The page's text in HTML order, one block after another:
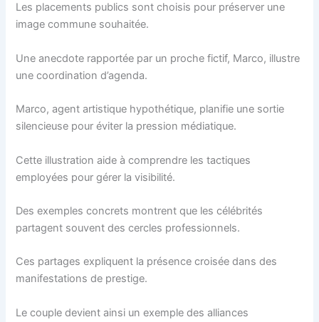
Les placements publics sont choisis pour préserver une
image commune souhaitée.
Une anecdote rapportée par un proche fictif, Marco, illustre
une coordination d’agenda.
Marco, agent artistique hypothétique, planifie une sortie
silencieuse pour éviter la pression médiatique.
Cette illustration aide à comprendre les tactiques
employées pour gérer la visibilité.
Des exemples concrets montrent que les célébrités
partagent souvent des cercles professionnels.
Ces partages expliquent la présence croisée dans des
manifestations de prestige.
Le couple devient ainsi un exemple des alliances